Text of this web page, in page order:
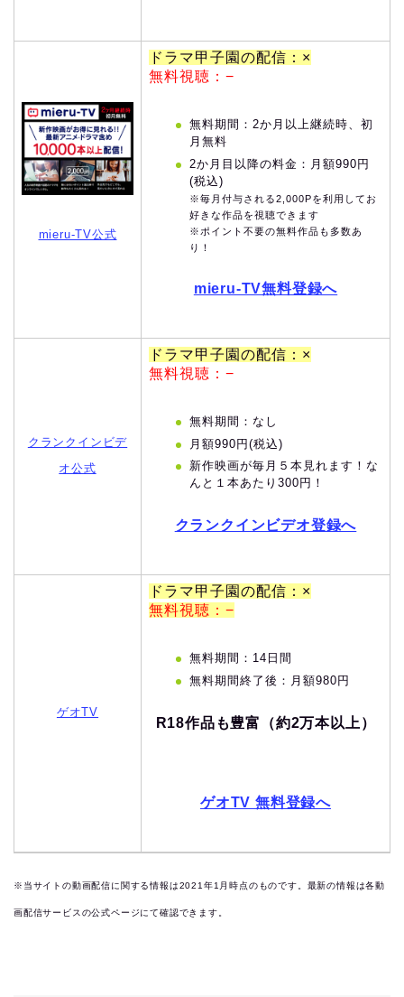
mieru-TV公式
ドラマ甲子園の配信：×
無料視聴：−
無料期間：2か月以上継続時、初
月無料
2か月目以降の料金：月額990円
(税込)
※毎月付与される2,000Pを利用してお
好きな作品を視聴できます
※ポイント不要の無料作品も多数あ
り！
mieru-TV無料登録へ
クランクインビデ
オ公式
ドラマ甲子園の配信：×
無料視聴：−
無料期間：なし
月額990円(税込)
新作映画が毎月５本見れます！な
んと１本あたり300円！
クランクインビデオ登録へ
ゲオTV
ドラマ甲子園の配信：×
無料視聴：−
無料期間：14日間
無料期間終了後：月額980円
R18作品も豊富（約2万本以上）
ゲオTV 無料登録へ
※当サイトの動画配信に関する情報は2021年1月時点のものです。最新の情報は各動
画配信サービスの公式ページにて確認できます。